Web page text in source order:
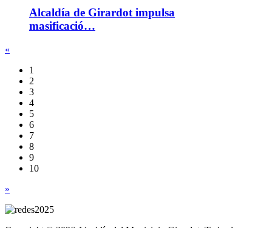
Alcaldía de Girardot impulsa
masificació…
«
1
2
3
4
5
6
7
8
9
10
»